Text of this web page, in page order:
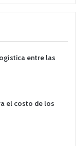
entre las
el costo de los